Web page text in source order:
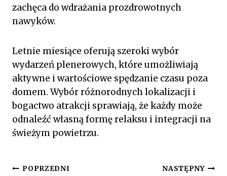
zachęca do wdrażania prozdrowotnych
nawyków.
Letnie miesiące oferują szeroki wybór
wydarzeń plenerowych, które umożliwiają
aktywne i wartościowe spędzanie czasu poza
domem. Wybór różnorodnych lokalizacji i
bogactwo atrakcji sprawiają, że każdy może
odnaleźć własną formę relaksu i integracji na
świeżym powietrzu.
Nawigacja
POPRZEDNI NASTĘPNY